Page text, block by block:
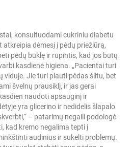
konsultuodami cukriniu diabetu
dėmesį į pėdų priežiūrą,
pėdų būklę ir rūpintis, kad jos būtų
kasdienė higiena. „Pacientai turi
viduje. Jie turi plauti pėdas šiltu, bet
švelnų prausiklį, ir jas gerai
naudoti apsauginį ir
yra glicerino ir nedidelis šlapalo
– patarimų negaili podologė
kad kremo negalima tepti į
audinius ir sukelti problemų.